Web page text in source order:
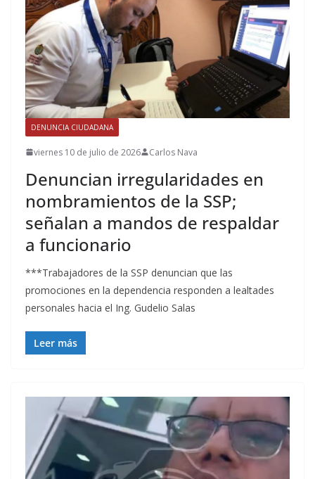
DENUNCIA CIUDADANA
viernes 10 de julio de 2026 Carlos Nava
Denuncian irregularidades en
nombramientos de la SSP;
señalan a mandos de respaldar
a funcionario
***Trabajadores de la SSP denuncian que las
promociones en la dependencia responden a lealtades
personales hacia el Ing. Gudelio Salas
Leer más